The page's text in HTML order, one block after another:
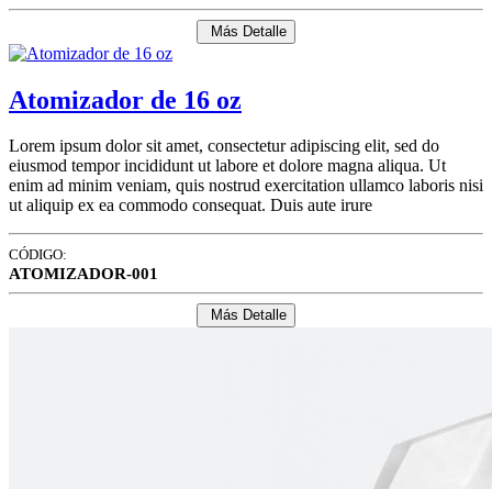
Más Detalle
Atomizador de 16 oz
Lorem ipsum dolor sit amet, consectetur adipiscing elit, sed do
eiusmod tempor incididunt ut labore et dolore magna aliqua. Ut
enim ad minim veniam, quis nostrud exercitation ullamco laboris nisi
ut aliquip ex ea commodo consequat. Duis aute irure
CÓDIGO:
ATOMIZADOR-001
Más Detalle